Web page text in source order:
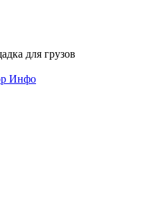
для грузов
Инфо